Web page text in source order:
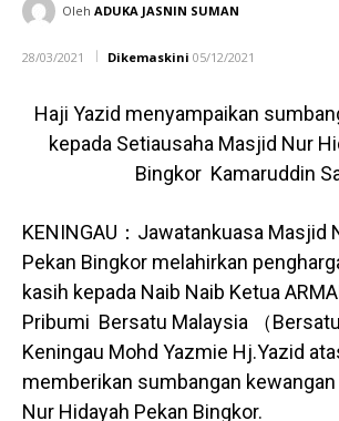
Oleh ADUKA JASNIN SUMAN
28/03/2021 Dikemaskini 05/12/2021
Haji Yazid menyampaikan
kepada Setiausaha Masjid Nur
Bingkor Kamaruddin
KENINGAU：Jawatankuasa Masjid
Pekan Bingkor melahirkan
kasih kepada Naib Naib Ketua
Pribumi Bersatu Malaysia （
Keningau Mohd Yazmie Hj.Yazid
memberikan sumbangan
Nur Hidayah Pekan Bingkor.